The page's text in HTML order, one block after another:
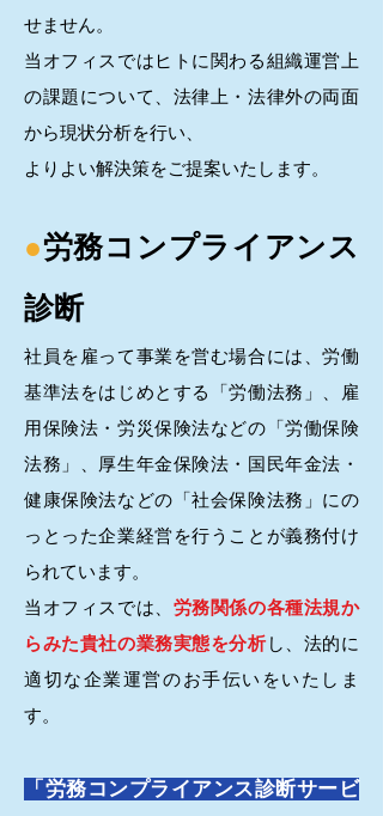
せません。
当オフィスではヒトに関わる組織運営上
の課題について、法律上・法律外の両面
から現状分析を行い、
よりよい解決策をご提案いたします。
●労務コンプライアンス
診断
社員を雇って事業を営む場合には、労働
基準法をはじめとする「労働法務」、雇
用保険法・労災保険法などの「労働保険
法務」、厚生年金保険法・国民年金法・
健康保険法などの「社会保険法務」にの
っとった企業経営を行うことが義務付け
られています。
当オフィスでは、 労務関係の各種法規か
らみた貴社の業務実態を分析し、法的に
適切な企業運営のお手伝いをいたしま
す。
「労務コンプライアンス診断サービ